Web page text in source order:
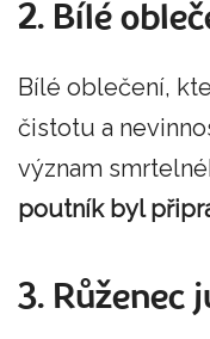
2. Bílé
Bílé oblečení,
čistotu a
význam
poutník byl
3. Růženec